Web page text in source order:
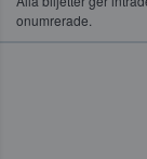
onumrerade.